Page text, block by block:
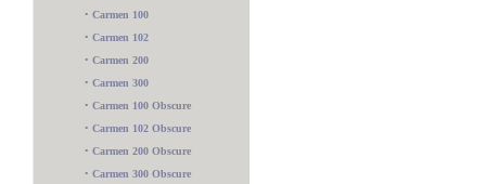
• Carmen 100
• Carmen 102
• Carmen 200
• Carmen 300
• Carmen 100 Obscure
• Carmen 102 Obscure
• Carmen 200 Obscure
• Carmen 300 Obscure